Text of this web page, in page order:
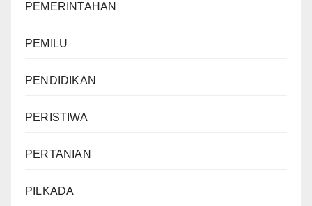
PEMERINTAHAN
PEMILU
PENDIDIKAN
PERISTIWA
PERTANIAN
PILKADA